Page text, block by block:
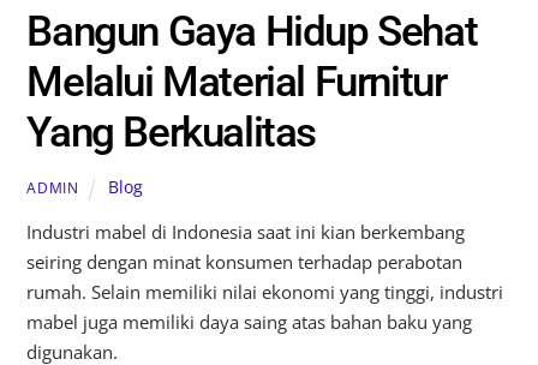
Bangun Gaya Hidup Sehat
Melalui Material Furnitur
Yang Berkualitas
ADMIN Blog
Industri mabel di Indonesia saat ini kian berkembang
seiring dengan minat konsumen terhadap perabotan
rumah. Selain memiliki nilai ekonomi yang tinggi, industri
mabel juga memiliki daya saing atas bahan baku yang
digunakan.